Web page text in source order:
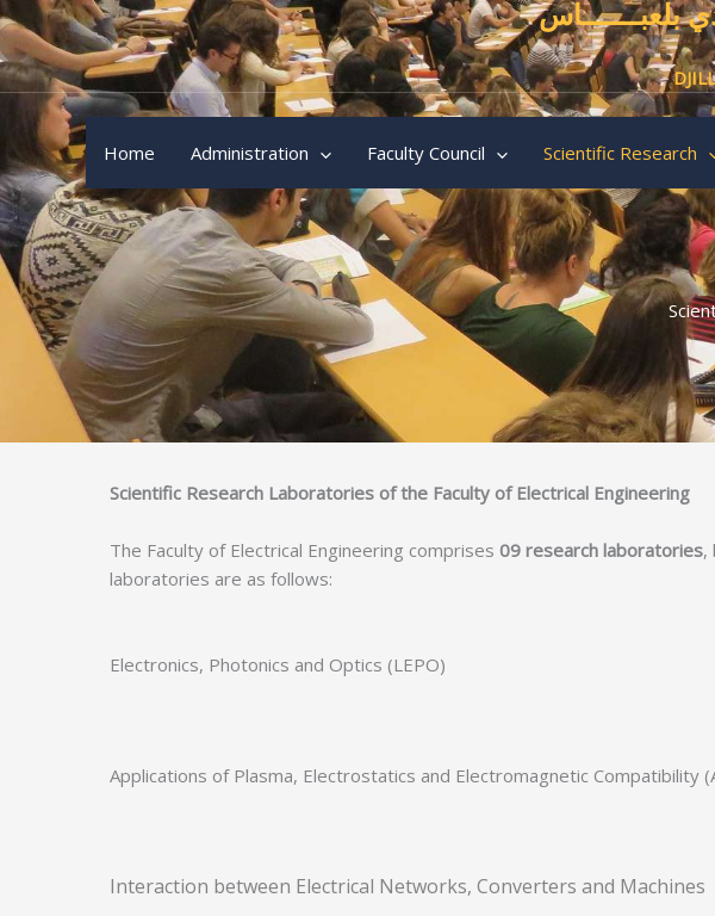
Skip
to
content
بلعبـــــــاس
Home Administration Faculty Council Scientific Research
Scientific Research Laboratories of the Faculty of Electrical Engineering
The Faculty of Electrical Engineering comprises 09 research laboratories,
laboratories are as follows:
Electronics, Photonics and Optics (LEPO)
Applications of Plasma, Electrostatics and Electromagnetic Compatibility
Interaction between Electrical Networks, Converters and Machines